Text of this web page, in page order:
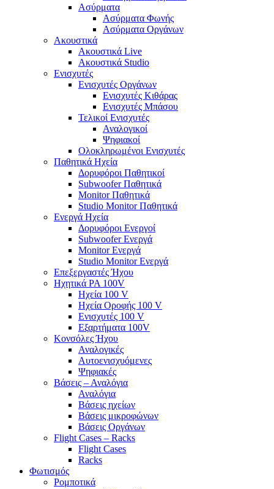
Ασύρματα
Ασύρματα Φωνής
Ασύρματα Οργάνων
Ακουστικά
Ακουστικά Live
Ακουστικά Studio
Ενισχυτές
Ενισχυτές Οργάνων
Ενισχυτές Κιθάρας
Ενισχυτές Μπάσου
Τελικοί Ενισχυτές
Αναλογικοί
Ψηφιακοί
Ολοκληρωμένοι Ενισχυτές
Παθητικά Ηχεία
Δορυφόροι Παθητικοί
Subwoofer Παθητικά
Monitor Παθητικά
Studio Monitor Παθητικά
Ενεργά Ηχεία
Δορυφόροι Ενεργοί
Subwoofer Ενεργά
Monitor Ενεργά
Studio Monitor Ενεργά
Επεξεργαστές Ήχου
Ηχητικά PA 100V
Ηχεία 100 V
Ηχεία Οροφής 100 V
Ενισχυτές 100 V
Εξαρτήματα 100V
Κονσόλες Ήχου
Αναλογικές
Αυτοενισχυόμενες
Ψηφιακές
Βάσεις – Αναλόγια
Αναλόγια
Βάσεις ηχείων
Βάσεις μικροφώνων
Βάσεις Οργάνων
Flight Cases – Racks
Flight Cases
Racks
Φωτισμός
Ρομποτικά